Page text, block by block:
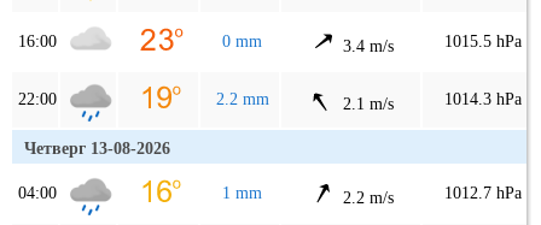
16:00 0 mm 3.4 m/s 1015.5 hPa
22:00 2.2 mm 2.1 m/s 1014.3 hPa
Четверг 13-08-2026
04:00 1 mm 2.2 m/s 1012.7 hPa